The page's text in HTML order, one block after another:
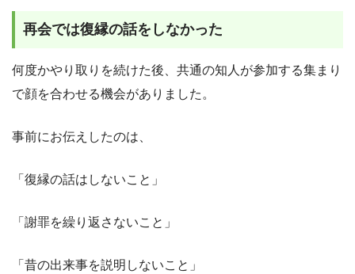
再会では復縁の話をしなかった
何度かやり取りを続けた後、共通の知人が参加する集まり
で顔を合わせる機会がありました。
事前にお伝えしたのは、
「復縁の話はしないこと」
「謝罪を繰り返さないこと」
「昔の出来事を説明しないこと」